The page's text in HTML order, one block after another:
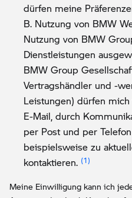
dürfen meine
B. Nutzung von BMW
Nutzung von BMW
Dienstleistungen
BMW Group
Vertragshändler und -
Leistungen) dürfen
E-Mail, durch
per Post und per
beispielsweise zu
kontaktieren. Link zur
Meine Einwilligung kann ich